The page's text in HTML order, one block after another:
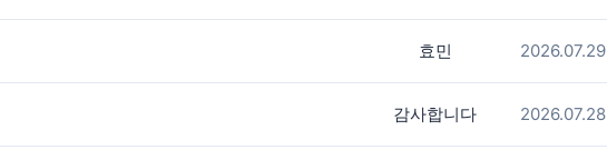
효민 2026.07.29
감사합니다 2026.07.28